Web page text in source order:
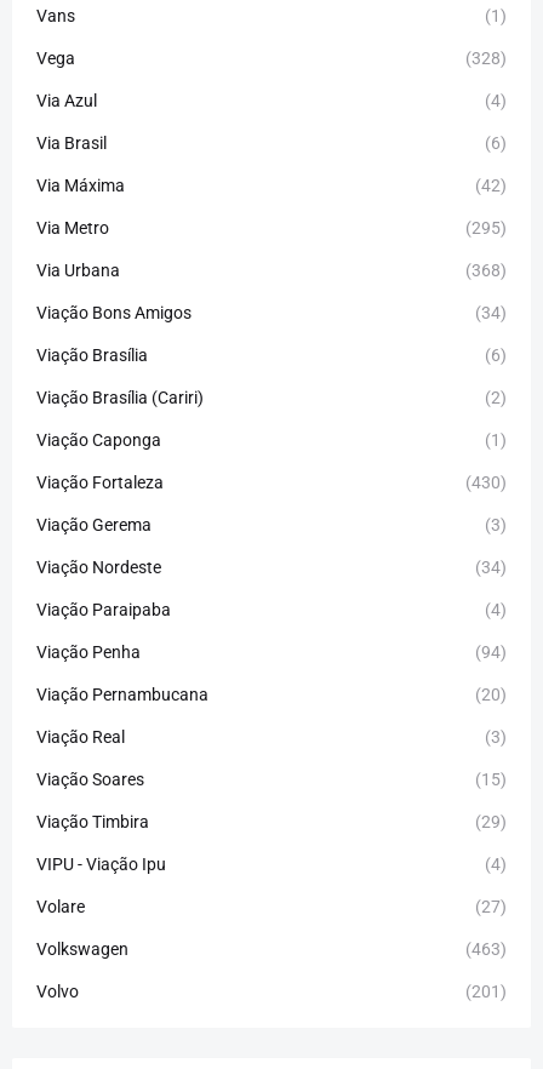
Vans (1)
Vega (328)
Via Azul (4)
Via Brasil (6)
Via Máxima (42)
Via Metro (295)
Via Urbana (368)
Viação Bons Amigos (34)
Viação Brasília (6)
Viação Brasília (Cariri) (2)
Viação Caponga (1)
Viação Fortaleza (430)
Viação Gerema (3)
Viação Nordeste (34)
Viação Paraipaba (4)
Viação Penha (94)
Viação Pernambucana (20)
Viação Real (3)
Viação Soares (15)
Viação Timbira (29)
VIPU - Viação Ipu (4)
Volare (27)
Volkswagen (463)
Volvo (201)